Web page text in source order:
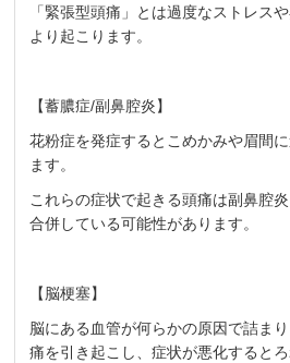
「緊張型頭痛」とは過度なストレス
より起こります。
【蓄膿症/副鼻腔炎】
花粉症を発症するとこめかみや眉間
ます。
これらの症状で起きる頭痛は副鼻腔
合併している可能性があります。
【脳梗塞】
脳にある血管が何らかの原因で詰ま
痛を引き起こし、症状が悪化すると